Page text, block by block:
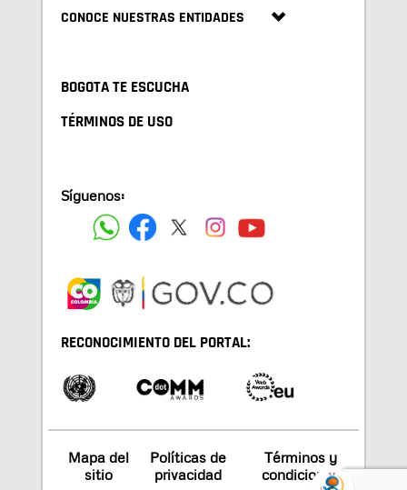
CONOCE NUESTRAS ENTIDADES
BOGOTA TE ESCUCHA
TÉRMINOS DE USO
Síguenos:
RECONOCIMIENTO DEL PORTAL:
Mapa del
sitio
Políticas de
privacidad
Términos y
condiciones